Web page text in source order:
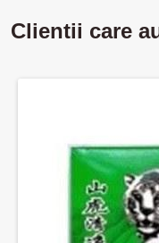
Clientii care